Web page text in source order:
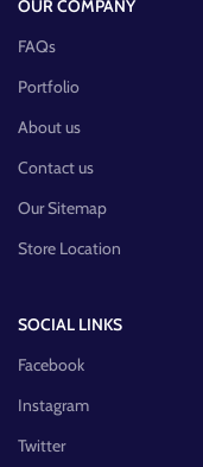
OUR COMPANY
FAQs
Portfolio
About us
Contact us
Our Sitemap
Store Location
SOCIAL LINKS
Facebook
Instagram
Twitter